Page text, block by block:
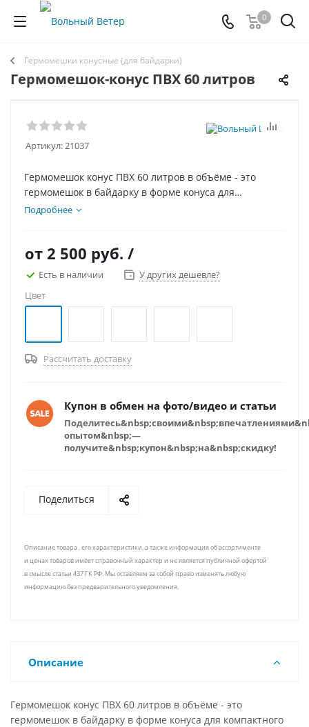
0
Гермомешки конусные (для байдарки)
Гермомешок-конус ПВХ 60 литров
Артикул:21037
Гермомешок конус ПВХ 60 литров в объёме - это
гермомешок в байдарку в форме конуса для
компактного размещения в носу или корме байдарки.
Подробнее
от 2 500 руб. /
Есть в наличии
У других дешевле?
Цвет
Рассчитать доставку
Купон в обмен на фото/видео и статьи
опытом&nbsp;—
получите&nbsp;купон&nbsp;на&nbsp;скидку!
Поделиться
Описание товара , его характеристики, а также информация об ассортименте
и ценах товаров имеет справочный характер и не является публичной офертой
в смысле статьи 437 ГК РФ. Мы оставляем за собой право изменять любую
информацию без предварительного уведомления.
Описание
Гермомешок конус ПВХ 60 литров в объёме - это
гермомешок в байдарку в форме конуса для компактного